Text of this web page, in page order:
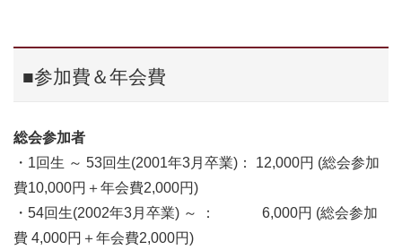
■参加費＆年会費
総会参加者
・1回生 ～ 53回生(2001年3月卒業)： 12,000円 (総会参加
費10,000円＋年会費2,000円)
・54回生(2002年3月卒業) ～ ： 6,000円 (総会参加
費 4,000円＋年会費2,000円)